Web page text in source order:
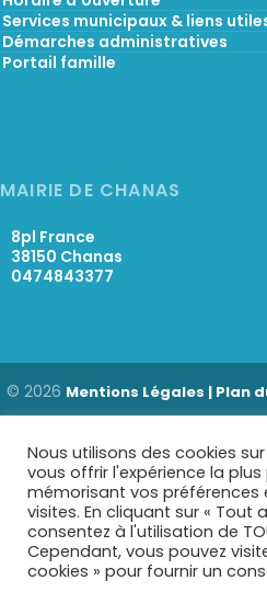
Services municipaux & liens
Démarches administratives
Portail famille
MAIRIE DE CHANAS
8pl France
38150 Chanas
0474843377
© 2026 Mentions Légales | Plan
Nous utilisons des cookies
vous offrir l'expérience la
mémorisant vos préférences
visites. En cliquant sur « Tout
consentez à l'utilisation de
Cependant, vous pouvez
cookies » pour fournir un